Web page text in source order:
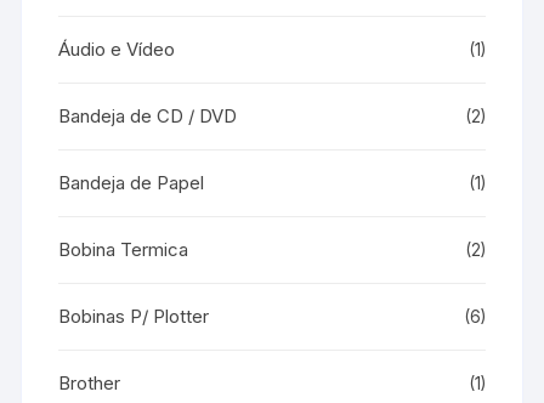
Áudio e Vídeo (1)
Bandeja de CD / DVD (2)
Bandeja de Papel (1)
Bobina Termica (2)
Bobinas P/ Plotter (6)
Brother (1)